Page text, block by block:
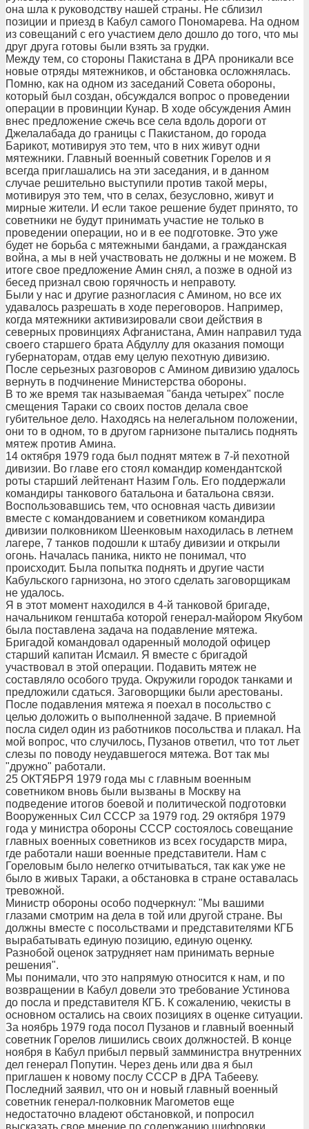
она шла к руководству нашей страны. Не сблизил
позиции и приезд в Кабул самого Пономарева. На одном
из совещаний с его участием дело дошло до того, что мы
друг друга готовы были взять за грудки.
Между тем, со стороны Пакистана в ДРА проникали все
новые отряды мятежников, и обстановка осложнялась.
Помню, как на одном из заседаний Совета обороны,
который был создан, обсуждался вопрос о проведении
операции в провинции Кунар. В ходе обсуждения Амин
внес предложение сжечь все села вдоль дороги от
Джелалабада до границы с Пакистаном, до города
Барикот, мотивируя это тем, что в них живут одни
мятежники. Главный военный советник Горелов и я
всегда приглашались на эти заседания, и в данном
случае решительно выступили против такой меры,
мотивируя это тем, что в селах, безусловно, живут и
мирные жители. И если такое решение будет принято, то
советники не будут принимать участие не только в
проведении операции, но и в ее подготовке. Это уже
будет не борьба с мятежными бандами, а гражданская
война, а мы в ней участвовать не должны и не можем. В
итоге свое предложение Амин снял, а позже в одной из
бесед признал свою горячность и неправоту.
Были у нас и другие разногласия с Амином, но все их
удавалось разрешать в ходе переговоров. Например,
когда мятежники активизировали свои действия в
северных провинциях Афганистана, Амин направил туда
своего старшего брата Абдуллу для оказания помощи
губернаторам, отдав ему целую пехотную дивизию.
После серьезных разговоров с Амином дивизию удалось
вернуть в подчинение Министерства обороны.
В то же время так называемая "банда четырех" после
смещения Тараки со своих постов делала свое
губительное дело. Находясь на нелегальном положении,
они то в одном, то в другом гарнизоне пытались поднять
мятеж против Амина.
14 октября 1979 года был поднят мятеж в 7-й пехотной
дивизии. Во главе его стоял командир комендантской
роты старший лейтенант Назим Голь. Его поддержали
командиры танкового батальона и батальона связи.
Воспользовавшись тем, что основная часть дивизии
вместе с командованием и советником командира
дивизии полковником Шеенковым находилась в летнем
лагере, 7 танков подошли к штабу дивизии и открыли
огонь. Началась паника, никто не понимал, что
происходит. Была попытка поднять и другие части
Кабульского гарнизона, но этого сделать заговорщикам
не удалось.
Я в этот момент находился в 4-й танковой бригаде,
начальником генштаба которой генерал-майором Якубом
была поставлена задача на подавление мятежа.
Бригадой командовал одаренный молодой офицер
старший капитан Исмаил. Я вместе с бригадой
участвовал в этой операции. Подавить мятеж не
составляло особого труда. Окружили городок танками и
предложили сдаться. Заговорщики были арестованы.
После подавления мятежа я поехал в посольство с
целью доложить о выполненной задаче. В приемной
посла сидел один из работников посольства и плакал. На
мой вопрос, что случилось, Пузанов ответил, что тот льет
слезы по поводу неудавшегося мятежа. Вот так мы
"дружно" работали.
25 ОКТЯБРЯ 1979 года мы с главным военным
советником вновь были вызваны в Москву на
подведение итогов боевой и политической подготовки
Вооруженных Сил СССР за 1979 год. 29 октября 1979
года у министра обороны СССР состоялось совещание
главных военных советников из всех государств мира,
где работали наши военные представители. Нам с
Гореловым было нелегко отчитываться, так как уже не
было в живых Тараки, а обстановка в стране оставалась
тревожной.
Министр обороны особо подчеркнул: "Мы вашими
глазами смотрим на дела в той или другой стране. Вы
должны вместе с посольствами и представителями КГБ
вырабатывать единую позицию, единую оценку.
Разнобой оценок затрудняет нам принимать верные
решения".
Мы понимали, что это напрямую относится к нам, и по
возвращении в Кабул довели это требование Устинова
до посла и представителя КГБ. К сожалению, чекисты в
основном остались на своих позициях в оценке ситуации.
За ноябрь 1979 года посол Пузанов и главный военный
советник Горелов лишились своих должностей. В конце
ноября в Кабул прибыл первый замминистра внутренних
дел генерал Попутин. Через день или два я был
приглашен к новому послу СССР в ДРА Табееву.
Последний заявил, что он и новый главный военный
советник генерал-полковник Магометов еще
недостаточно владеют обстановкой, и попросил
высказать свое мнение по содержанию шифровки,